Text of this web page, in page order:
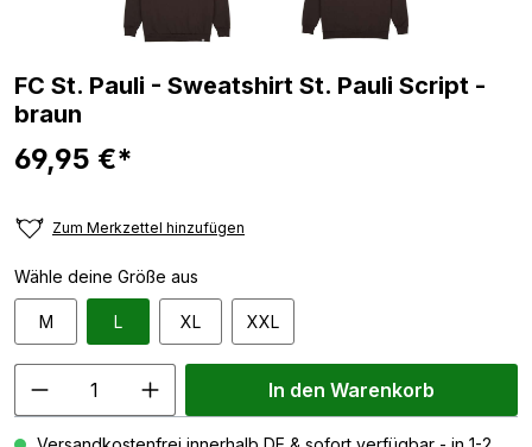
FC St. Pauli - Sweatshirt St. Pauli Script -
braun
69,95 €*
Zum Merkzettel hinzufügen
Wähle deine Größe aus
M L XL XXL
In den Warenkorb